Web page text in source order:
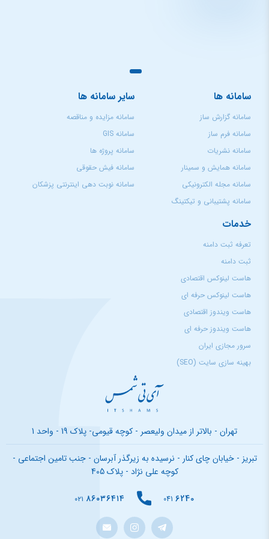
سامانه ها
سامانه گزارش ساز
سامانه فرم ساز
سامانه نشریات
سامانه همایش و سمینار
سامانه مجله الکترونیکی
سامانه پشتیبانی و تیکتینگ
سایر سامانه ها
سامانه مزایده و مناقصه
سامانه GIS
سامانه پروژه ها
سامانه فیش حقوقی
سامانه نوبت دهی اینترنتی پزشکان
خدمات
تعرفه ثبت دامنه
ثبت دامنه
هاست لینوکس اقتصادی
هاست لینوکس حرفه ای
هاست ویندوز اقتصادی
هاست ویندوز حرفه ای
سرور مجازی ایران
بهینه سازی سایت (SEO)
تهران - بالاتر از میدان ولیعصر - کوچه قیومی- پلاک 19 - واحد 1
تبریز - خیابان چای کنار - نرسیده به زیرگذر آبرسان - جنب تامین اجتماعی -
کوچه علی نژاد - پلاک 405
041 6240 ۰۲۱ ۸۶۰۳۶۴۱۴